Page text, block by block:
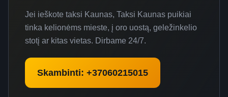
Jei ieškote taksi Kaunas, Taksi Kaunas puikiai
tinka kelionėms mieste, į oro uostą, geležinkelio
stotį ar kitas vietas. Dirbame 24/7.
Skambinti: +37060215015